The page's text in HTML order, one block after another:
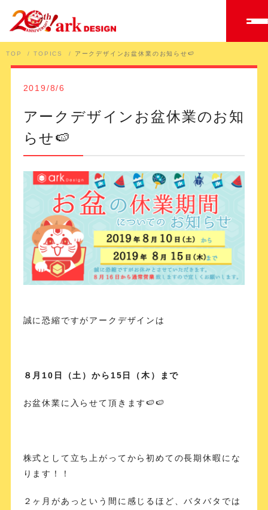
TOP TOPICS アークデザインお盆休業のお知らせ🍉
2019/8/6
アークデザインお盆休業のお知
らせ🍉
誠に恐縮ですがアークデザインは
８月10日（土）から15日（木）まで
お盆休業に入らせて頂きます🍉🍉
株式として立ち上がってから初めての長期休暇にな
ります！！
２ヶ月があっという間に感じるほど、バタバタでは